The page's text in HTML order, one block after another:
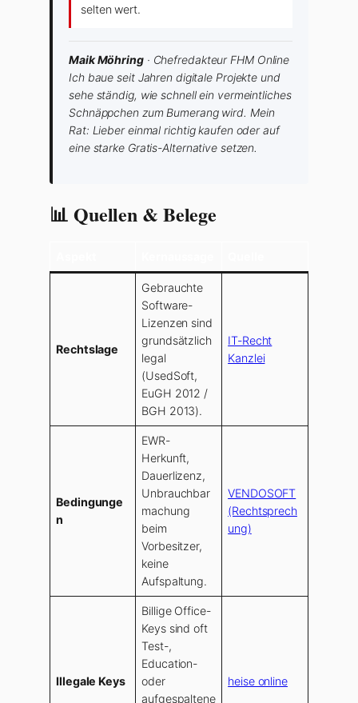
selten wert.
Maik Möhring· Chefredakteur FHM Online
Ich baue seit Jahren digitale Projekte und
sehe ständig, wie schnell ein vermeintliches
Schnäppchen zum Bumerang wird. Mein
Rat: Lieber einmal richtig kaufen oder auf
eine starke Gratis-Alternative setzen.
📊 Quellen & Belege
Rechtslage
Gebrauchte
Software-
Lizenzen sind
grundsätzlich
legal
(UsedSoft,
EuGH 2012 /
BGH 2013).
IT-Recht
Kanzlei
Bedingunge
n
EWR-
Herkunft,
Dauerlizenz,
Unbrauchbar
machung
beim
Vorbesitzer,
keine
Aufspaltung.
VENDOSOFT
(Rechtsprech
ung)
Illegale Keys
Billige Office-
Keys sind oft
Test-,
Education-
oder
aufgespaltene
heise online